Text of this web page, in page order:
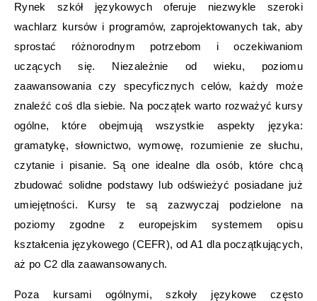
Rynek szkół językowych oferuje niezwykle szeroki
wachlarz kursów i programów, zaprojektowanych tak, aby
sprostać różnorodnym potrzebom i oczekiwaniom
uczących się. Niezależnie od wieku, poziomu
zaawansowania czy specyficznych celów, każdy może
znaleźć coś dla siebie. Na początek warto rozważyć kursy
ogólne, które obejmują wszystkie aspekty języka:
gramatykę, słownictwo, wymowę, rozumienie ze słuchu,
czytanie i pisanie. Są one idealne dla osób, które chcą
zbudować solidne podstawy lub odświeżyć posiadane już
umiejętności. Kursy te są zazwyczaj podzielone na
poziomy zgodne z europejskim systemem opisu
kształcenia językowego (CEFR), od A1 dla początkujących,
aż po C2 dla zaawansowanych.
Poza kursami ogólnymi, szkoły językowe często